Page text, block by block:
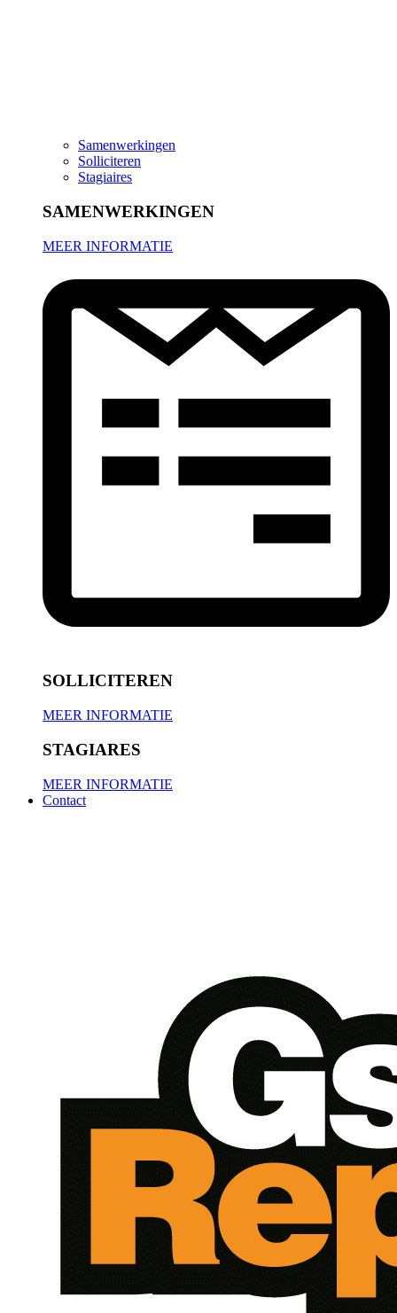
Samenwerkingen
Solliciteren
Stagiaires
SAMENWERKINGEN
MEER INFORMATIE
SOLLICITEREN
MEER INFORMATIE
STAGIARES
MEER INFORMATIE
Contact